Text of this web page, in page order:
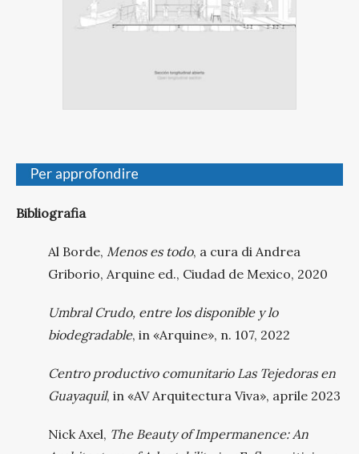
Bibliografia
Al Borde, Menos es todo, a cura di Andrea
Griborio, Arquine ed., Ciudad de Mexico, 2020
Umbral Crudo, entre los disponible y lo
biodegradable, in «Arquine», n. 107, 2022
Centro productivo comunitario Las Tejedoras en
Guayaquil, in «AV Arquitectura Viva», aprile 2023
Nick Axel, The Beauty of Impermanence: An